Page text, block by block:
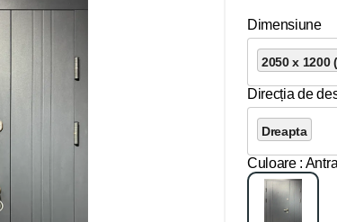
Dimensiune
2050 x 1200
Direcția de
Dreapta
Culoare :